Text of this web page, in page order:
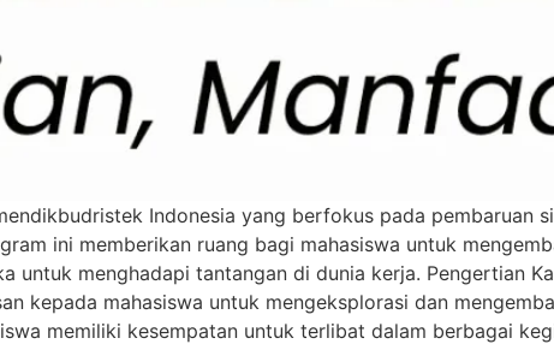
Indonesia yang berfokus pada pembaruan
ini memberikan ruang bagi mahasiswa untuk
untuk menghadapi tantangan di dunia kerja. Pengertian
kepada mahasiswa untuk mengeksplorasi dan
memiliki kesempatan untuk terlibat dalam berbagai